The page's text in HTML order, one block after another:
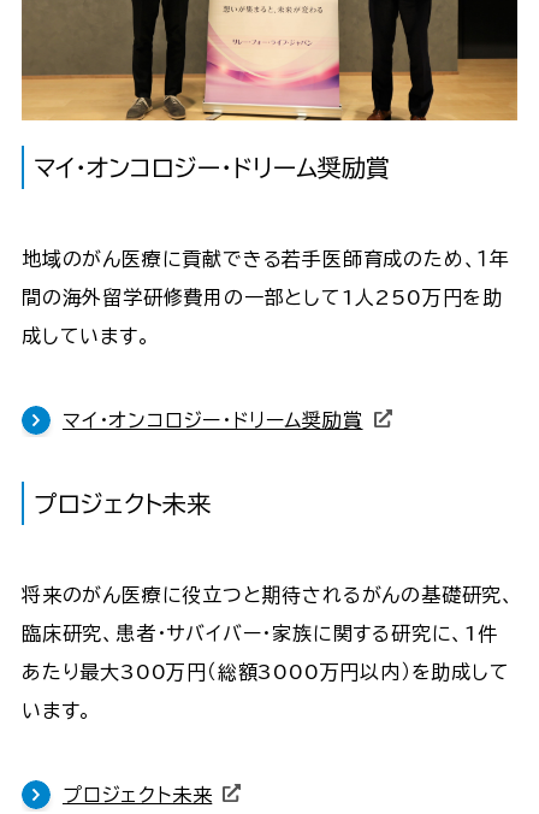
マイ・オンコロジー・ドリーム奨励賞
地域のがん医療に貢献できる若手医師育成のため、１年
間の海外留学研修費用の一部として1人250万円を助
成しています。
マイ・オンコロジー・ドリーム奨励賞
プロジェクト未来
将来のがん医療に役立つと期待されるがんの基礎研究、
臨床研究、患者・サバイバー・家族に関する研究に、1件
あたり最大300万円（総額3000万円以内）を助成して
います。
プロジェクト未来